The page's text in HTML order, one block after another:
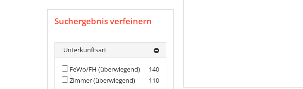
Suchergebnis verfeinern
Unterkunftsart
140
FeWo/FH (überwiegend)
110
Zimmer (überwiegend)